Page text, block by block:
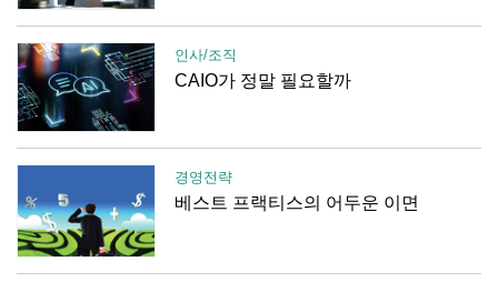
인사/조직
CAIO가 정말 필요할까
경영전략
베스트 프랙티스의 어두운 이면